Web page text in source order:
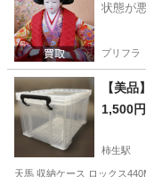
状態が
プリフラ
【美
1,500円
柿生駅
天馬 収納ケース ロックス